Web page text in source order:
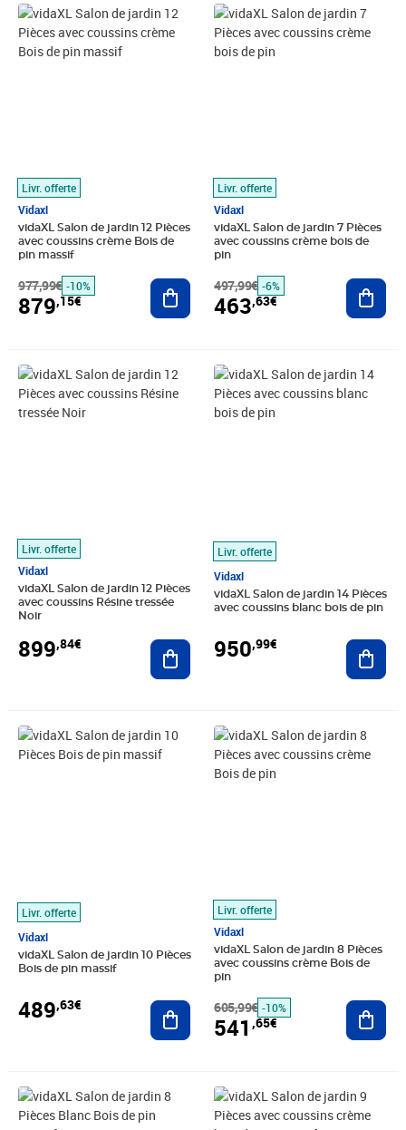
Livr. offerte
Vidaxl
vidaXL Salon de jardin 12 Pièces
avec coussins crème Bois de
pin massif
977,99€
Prix barré 977,99€
-10%
879,15€
Prix 879,15€
Ajouter au panier
Livr. offerte
Vidaxl
vidaXL Salon de jardin 7 Pièces
avec coussins crème bois de
pin
497,99€
Prix barré 497,99€
-6%
463,63€
Prix 463,63€
Livr. offerte
Vidaxl
vidaXL Salon de jardin 12 Pièces
avec coussins Résine tressée
Noir
899,84€
Prix 899,84€
Ajouter au panier
Livr. offerte
Vidaxl
vidaXL Salon de jardin 14 Pièces
avec coussins blanc bois de pin
950,99€
Prix 950,99€
Livr. offerte
Vidaxl
vidaXL Salon de jardin 10 Pièces
Bois de pin massif
489,63€
Prix 489,63€
Ajouter au panier
Livr. offerte
Vidaxl
vidaXL Salon de jardin 8 Pièces
avec coussins crème Bois de
pin
605,99€
Prix barré 605,99€
-10%
541 ,65€
Prix 541,65€
Prix barré 411,99€
Prix 357,93€ Prix 630,98€